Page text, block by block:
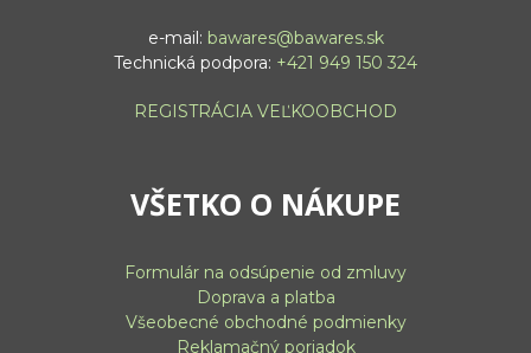
e-mail: bawares@bawares.sk
Technická podpora: +421 949 150 324
REGISTRÁCIA VEĽKOOBCHOD
VŠETKO O NÁKUPE
Formulár na odsúpenie od zmluvy
Doprava a platba
Všeobecné obchodné podmienky
Reklamačný poriadok